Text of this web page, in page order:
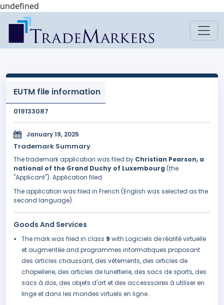
undefined
EUTM file information
019133087
January 19, 2025
Trademark Summary
The trademark application was filed by Christian Pearson, a
national of the Grand Duchy of Luxembourg (the
"Applicant"). Application filed.
The application was filed in French (English was selected as the
second language).
Goods And Services
The mark was filed in class 9 with Logiciels de réalité virtuelle
et augmentée and programmes informatiques proposant
des articles chaussant, des vêtements, des articles de
chapellerie, des articles de lunetterie, des sacs de sports, des
sacs à dos, des objets d'art et des accesssoires à utiliser en
linge et dans les mondes virtuels en ligne..